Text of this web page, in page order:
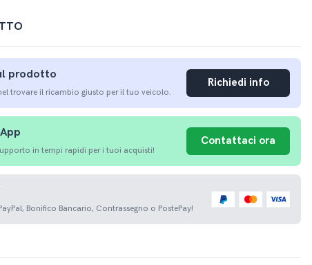
prodotto
trovare il ricambio giusto per il tuo veicolo.
Richiedi info
in tempi rapidi per i tuoi acquisti!
Contattaci ora
Bonifico Bancario, Contrassegno o PostePay!